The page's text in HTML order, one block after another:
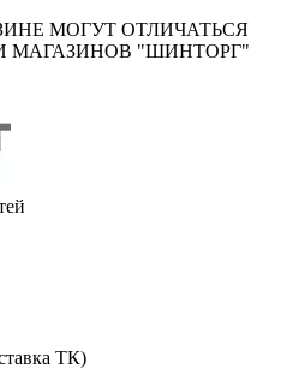
МОГУТ ОТЛИЧАТЬСЯ
МАГАЗИНОВ "ШИНТОРГ"
ТК)